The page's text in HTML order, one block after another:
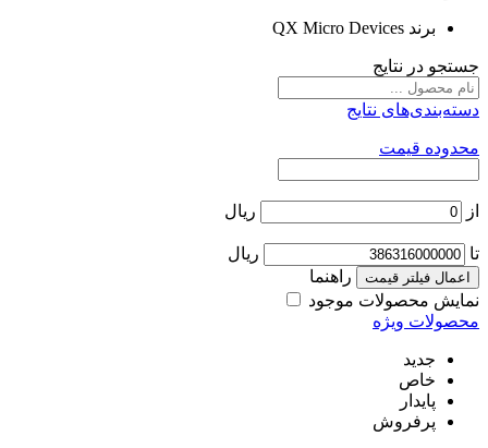
برند QX Micro Devices
جستجو در نتایج
دسته‌بندی‌های نتایج
محدوده قیمت
از ریال
تا ریال
اعمال فیلتر قیمت
راهنما
نمایش محصولات موجود
محصولات ویژه
جدید
خاص
پایدار
پرفروش